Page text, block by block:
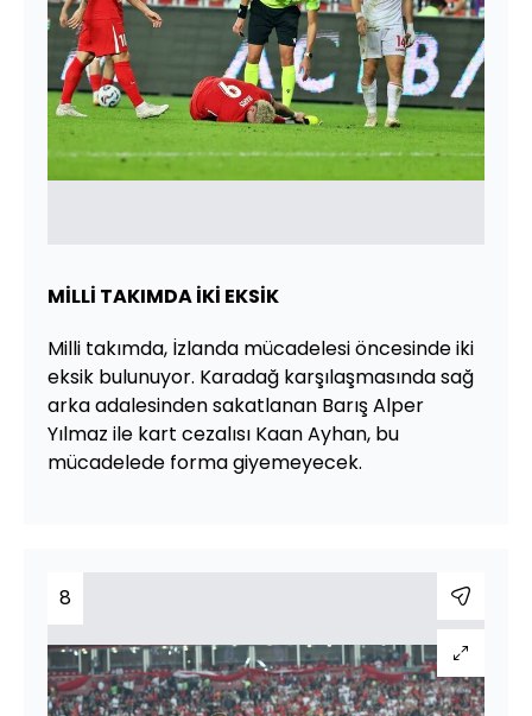
MİLLİ TAKIMDA İKİ EKSİK
Milli takımda, İzlanda mücadelesi öncesinde iki
eksik bulunuyor. Karadağ karşılaşmasında sağ
arka adalesinden sakatlanan Barış Alper
Yılmaz ile kart cezalısı Kaan Ayhan, bu
mücadelede forma giyemeyecek.
8